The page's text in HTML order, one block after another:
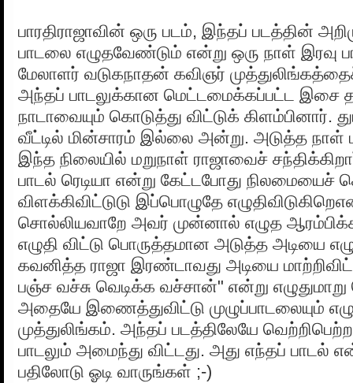
பாரதிராஜாவின் ஒரு படம், இந்தப் படத்தின்
பாடலை எழுதவேண்டும் என்று ஒரு நாள் இரவு
மேலாளர் வடுகநாதன் கவிஞர்
அந்தப் பாடலுக்கான மெட்டமைக்கப்பட்ட இசை
நாடாவையும் கொடுத்து விட்டுக் கிளம்பினார்.
வீட்டில் மின்சாரம் இல்லை அன்று. அடுத்த நாள்
இந்த நிலையில் மறுநாள் ராஜாவைச்
பாடல் ரெடியா என்று கேட்டபோது நிலமையைச்
விளக்கிவிட்டுடு இப்பொழுதே
சொல்லியவாறே அவர் முன்னால் எழுத
எழுதி விட்டு பொருத்தமான அடுத்த அடியை
கவனித்த ராஜா இரண்டாவது அடியை
பஞ்ச வச்சு வெடிக்க வச்சான்" என்று
அதையே இணைத்துவிட்டு முழுப்பாடலையும்
முத்துலிங்கம். அந்தப் படத்திலேயே
பாடலும் அமைந்து விட்டது. அது எந்தப் பாடல்
பதிலோடு ஓடி வாருங்கள் ;-)